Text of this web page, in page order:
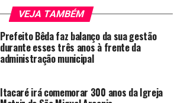
VEJA TAMBÉM
Prefeito Bêda faz balanço da sua gestão
durante esses três anos à frente da
administração municipal
Itacaré irá comemorar 300 anos da Igreja